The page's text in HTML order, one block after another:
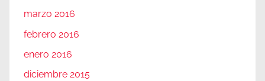
marzo 2016
febrero 2016
enero 2016
diciembre 2015